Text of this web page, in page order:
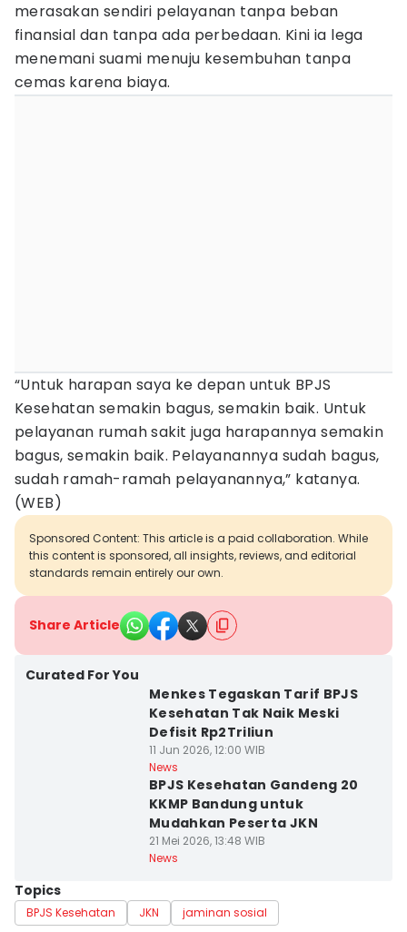
merasakan sendiri pelayanan tanpa beban
finansial dan tanpa ada perbedaan. Kini ia lega
menemani suami menuju kesembuhan tanpa
cemas karena biaya.
“Untuk harapan saya ke depan untuk BPJS
Kesehatan semakin bagus, semakin baik. Untuk
pelayanan rumah sakit juga harapannya semakin
bagus, semakin baik. Pelayanannya sudah bagus,
sudah ramah-ramah pelayanannya,” katanya.
(WEB)
Sponsored Content: This article is a paid collaboration. While
this content is sponsored, all insights, reviews, and editorial
standards remain entirely our own.
Share Article
Curated For You
Menkes Tegaskan Tarif BPJS
Kesehatan Tak Naik Meski
Defisit Rp2Triliun
11 Jun 2026, 12:00 WIB
News
BPJS Kesehatan Gandeng 20
KKMP Bandung untuk
Mudahkan Peserta JKN
21 Mei 2026, 13:48 WIB
News
Topics
BPJS Kesehatan JKN jaminan sosial